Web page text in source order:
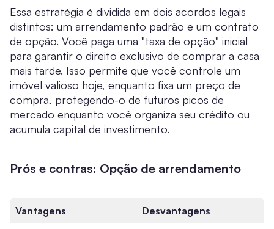
Essa estratégia é dividida em dois acordos legais
distintos: um arrendamento padrão e um contrato
de opção. Você paga uma "taxa de opção" inicial
para garantir o direito exclusivo de comprar a casa
mais tarde. Isso permite que você controle um
imóvel valioso hoje, enquanto fixa um preço de
compra, protegendo-o de futuros picos de
mercado enquanto você organiza seu crédito ou
acumula capital de investimento.
Prós e contras: Opção de arrendamento
Vantagens Desvantagens